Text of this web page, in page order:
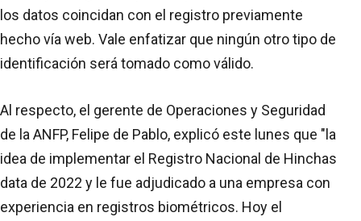
los datos coincidan con el registro previamente
hecho vía web. Vale enfatizar que ningún otro tipo de
identificación será tomado como válido.
Al respecto, el gerente de Operaciones y Seguridad
de la ANFP, Felipe de Pablo, explicó este lunes que "la
idea de implementar el Registro Nacional de Hinchas
data de 2022 y le fue adjudicado a una empresa con
experiencia en registros biométricos. Hoy el